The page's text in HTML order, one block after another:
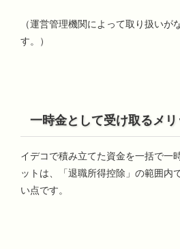
（運営管理機関によって取り扱いが
す。）
一時金として受け取るメ
イデコで積み立てた資金を一括で一
ットは、「退職所得控除」の範囲内
い点です。